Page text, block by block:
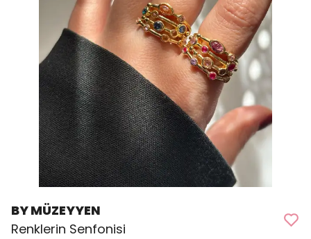
BY MÜZEYYEN
Renklerin Senfonisi